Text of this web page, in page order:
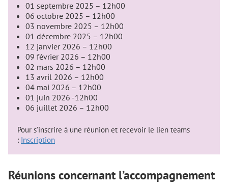
01 septembre 2025 – 12h00
06 octobre 2025 – 12h00
03 novembre 2025 – 12h00
01 décembre 2025 – 12h00
12 janvier 2026 – 12h00
09 février 2026 – 12h00
02 mars 2026 – 12h00
13 avril 2026 – 12h00
04 mai 2026 – 12h00
01 juin 2026 -12h00
06 juillet 2026 – 12h00
Pour s’inscrire à une réunion et recevoir le lien teams
: Inscription
Réunions concernant l’accompagnement